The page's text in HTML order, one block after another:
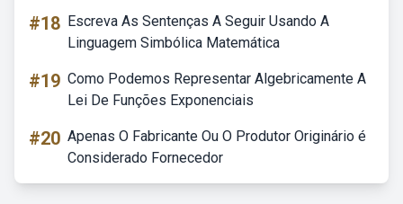
#18 Escreva As Sentenças A Seguir Usando A
Linguagem Simbólica Matemática
#19 Como Podemos Representar Algebricamente A
Lei De Funções Exponenciais
#20 Apenas O Fabricante Ou O Produtor Originário é
Considerado Fornecedor